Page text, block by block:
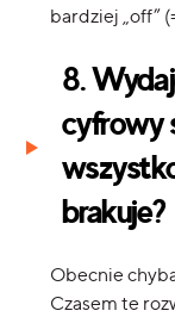
bardziej „off”
8.
cyfrowy
brakuje?
Obecnie
Czasem te